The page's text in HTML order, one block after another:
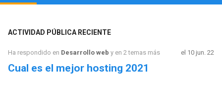
ACTIVIDAD PÚBLICA RECIENTE
Ha respondido en Desarrollo web y en 2 temas más el 10 jun. 22
Cual es el mejor hosting 2021